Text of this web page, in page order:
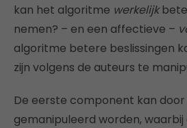
kan het algoritme werkelijk
nemen? – en een affectieve –
algoritme betere beslissingen
zijn volgens de auteurs te
De eerste component kan
gemanipuleerd worden,